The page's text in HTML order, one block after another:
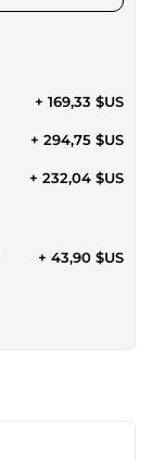
+ 169,33 $US
+ 294,75 $US
+ 232,04 $US
+ 43,90 $US